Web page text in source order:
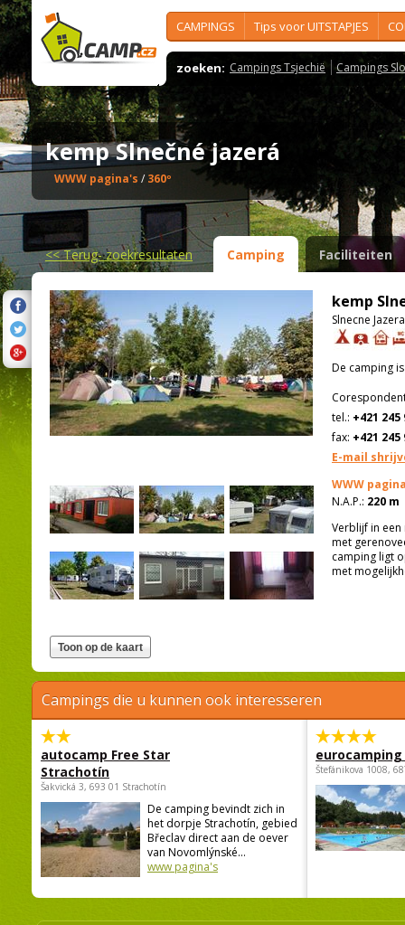
CAMPINGS Tips voor UITSTAPJES
zoeken: Campings Tsjechië Campings
kemp Slnečné jazerá
WWW pagina's / 360º
<<Terug- zoekresultaten Camping Faciliteiten
kemp
Slnecne
De camping
tel.: +421 245
fax: +421 245
E-mail
WWW
N.A.P.: 220 m
Verblijf in
met
camping ligt
met
Campings die u kunnen ook interesseren
autocamp Free Star
Strachotín
Šakvická 3, 693 01 Strachotín
De camping bevindt zich in
het dorpje Strachotín, gebied
Břeclav direct aan de oever
van Novomlýnské...
www pagina's
Štefánikova 1008,